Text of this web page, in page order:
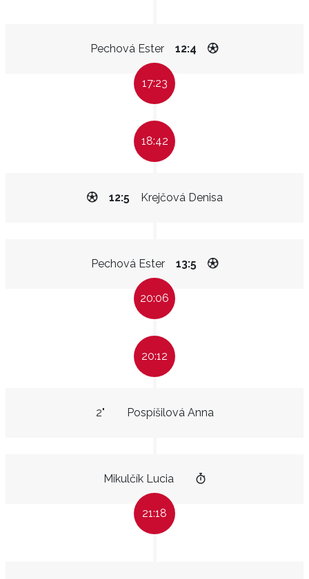
Pechová Ester 12:4
17:23
18:42
Krejčová Denisa
12:5
Pechová Ester 13:5
20:06
20:12
Pospíšilová Anna
2"
Mikulčík Lucia
21:18